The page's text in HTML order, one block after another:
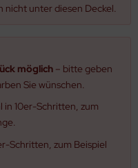
nicht unter diesen Deckel.
möglich – bitte geben
Sie wünschen.
in 10er-Schritten, zum
Schritten, zum Beispiel